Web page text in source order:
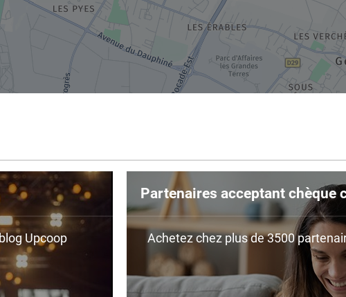
Upcoop
Partenaires acceptant chèque
Achetez chez plus de 3500